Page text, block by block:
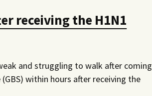
receiving the H1N1
and struggling to walk after coming
(GBS) within hours after receiving the